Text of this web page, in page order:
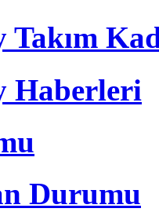
Takım
Haberleri
Durumu